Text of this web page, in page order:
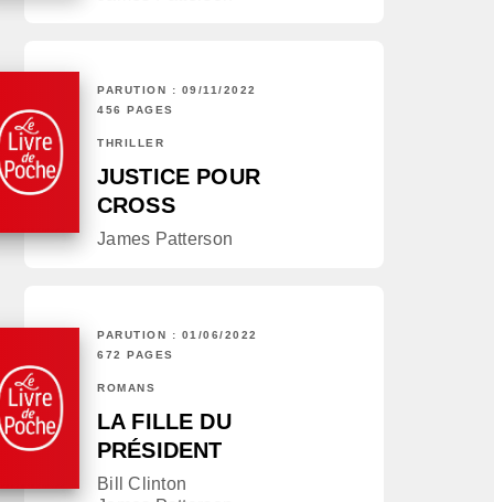
PARUTION : 09/11/2022
456 PAGES
THRILLER
JUSTICE POUR
CROSS
James Patterson
PARUTION : 01/06/2022
672 PAGES
ROMANS
LA FILLE DU
PRÉSIDENT
Bill Clinton